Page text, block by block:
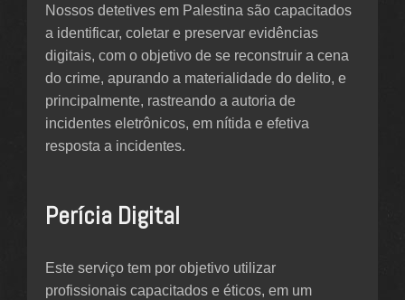
Nossos detetives em Palestina são capacitados
a identificar, coletar e preservar evidências
digitais, com o objetivo de se reconstruir a cena
do crime, apurando a materialidade do delito, e
principalmente, rastreando a autoria de
incidentes eletrônicos, em nítida e efetiva
resposta a incidentes.
Perícia Digital
Este serviço tem por objetivo utilizar
profissionais capacitados e éticos, em um